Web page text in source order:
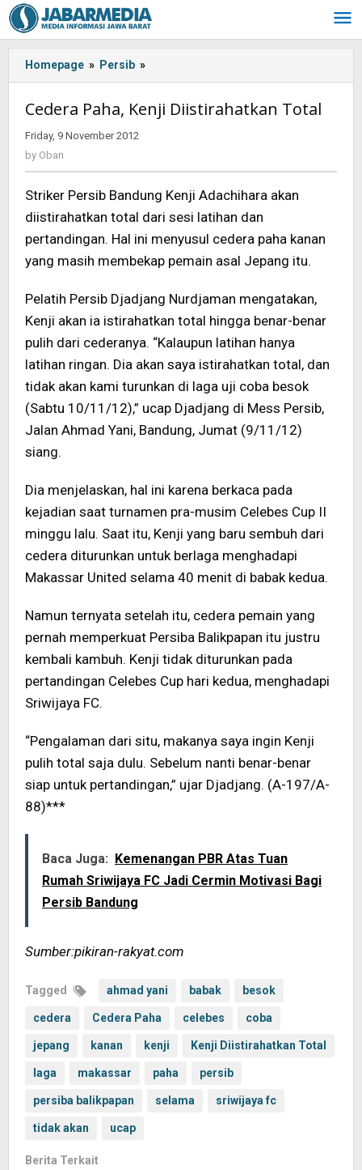
Skip
to
content
Homepage » Persib »
Paha,
Diistirahatkan
Cedera Paha, Kenji Diistirahatkan Total
Friday, 9 November 2012
by Oban
Striker Persib Bandung Kenji Adachihara akan
diistirahatkan total dari sesi latihan dan
pertandingan. Hal ini menyusul cedera paha kanan
yang masih membekap pemain asal Jepang itu.
Pelatih Persib Djadjang Nurdjaman mengatakan,
Kenji akan ia istirahatkan total hingga benar-benar
pulih dari cederanya. “Kalaupun latihan hanya
latihan ringan. Dia akan saya istirahatkan total, dan
tidak akan kami turunkan di laga uji coba besok
(Sabtu 10/11/12),” ucap Djadjang di Mess Persib,
Jalan Ahmad Yani, Bandung, Jumat (9/11/12)
siang.
Dia menjelaskan, hal ini karena berkaca pada
kejadian saat turnamen pra-musim Celebes Cup II
minggu lalu. Saat itu, Kenji yang baru sembuh dari
cedera diturunkan untuk berlaga menghadapi
Makassar United selama 40 menit di babak kedua.
Namun ternyata setelah itu, cedera pemain yang
pernah memperkuat Persiba Balikpapan itu justru
kembali kambuh. Kenji tidak diturunkan pada
pertandingan Celebes Cup hari kedua, menghadapi
Sriwijaya FC.
“Pengalaman dari situ, makanya saya ingin Kenji
pulih total saja dulu. Sebelum nanti benar-benar
siap untuk pertandingan,” ujar Djadjang. (A-197/A-
88)***
Baca Juga: Kemenangan PBR Atas Tuan
Rumah Sriwijaya FC Jadi Cermin Motivasi Bagi
Persib Bandung
Sumber:pikiran-rakyat.com
Tagged ahmad yani babak besok
cedera Cedera Paha celebes coba
jepang kanan kenji Kenji Diistirahatkan Total
laga makassar paha persib
persiba balikpapan selama sriwijaya fc
tidak akan ucap
Berita Terkait